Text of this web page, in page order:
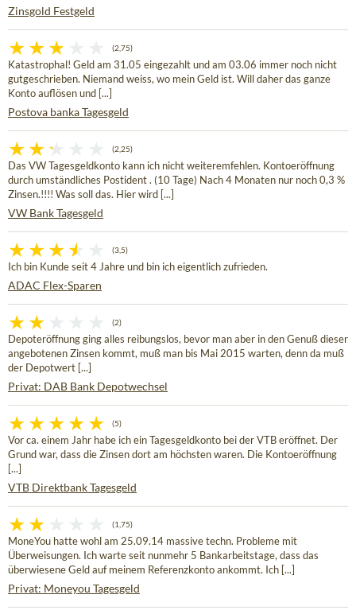
Zinsgold Festgeld
(2,75)
Katastrophal! Geld am 31.05 eingezahlt und am 03.06 immer noch nicht
gutgeschrieben. Niemand weiss, wo mein Geld ist. Will daher das ganze
Konto auflösen und [...]
Postova banka Tagesgeld
(2,25)
Das VW Tagesgeldkonto kann ich nicht weiteremfehlen. Kontoeröffnung
durch umständliches Postident . (10 Tage) Nach 4 Monaten nur noch 0,3 %
Zinsen.!!!! Was soll das. Hier wird [...]
VW Bank Tagesgeld
(3,5)
Ich bin Kunde seit 4 Jahre und bin ich eigentlich zufrieden.
ADAC Flex-Sparen
(2)
Depoteröffnung ging alles reibungslos, bevor man aber in den Genuß dieser
angebotenen Zinsen kommt, muß man bis Mai 2015 warten, denn da muß
der Depotwert [...]
Privat: DAB Bank Depotwechsel
(5)
Vor ca. einem Jahr habe ich ein Tagesgeldkonto bei der VTB eröffnet. Der
Grund war, dass die Zinsen dort am höchsten waren. Die Kontoeröffnung
[...]
VTB Direktbank Tagesgeld
(1,75)
MoneYou hatte wohl am 25.09.14 massive techn. Probleme mit
Überweisungen. Ich warte seit nunmehr 5 Bankarbeitstage, dass das
überwiesene Geld auf meinem Referenzkonto ankommt. Ich [...]
Privat: Moneyou Tagesgeld